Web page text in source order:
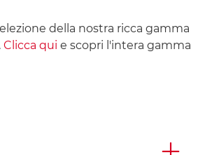
della nostra ricca gamma
Clicca qui e scopri l'intera gamma